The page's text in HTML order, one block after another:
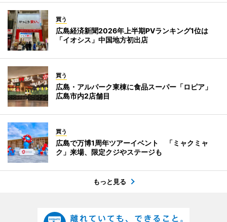
買う
広島経済新聞2026年上半期PVランキング1位は
「イオシス」中国地方初出店
買う
広島・アルパーク東棟に食品スーパー「ロピア」
広島市内2店舗目
買う
広島で万博1周年ツアーイベント 「ミャクミャ
ク」来場、限定クジやステージも
もっと見る